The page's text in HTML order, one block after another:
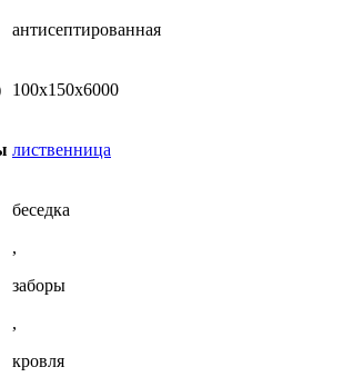
антисептированная
100x150x6000
лиственница
беседка
,
заборы
,
кровля